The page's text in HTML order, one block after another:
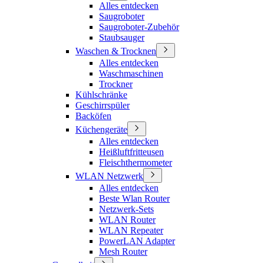
Alles entdecken
Saugroboter
Saugroboter-Zubehör
Staubsauger
Waschen & Trocknen
Alles entdecken
Waschmaschinen
Trockner
Kühlschränke
Geschirrspüler
Backöfen
Küchengeräte
Alles entdecken
Heißluftfritteusen
Fleischthermometer
WLAN Netzwerk
Alles entdecken
Beste Wlan Router
Netzwerk-Sets
WLAN Router
WLAN Repeater
PowerLAN Adapter
Mesh Router